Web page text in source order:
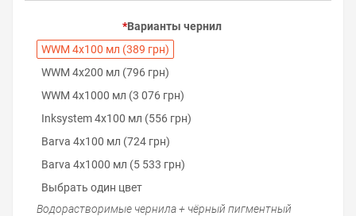
Варианты чернил
WWM 4х100 мл (389 грн)
WWM 4х200 мл (796 грн)
WWM 4х1000 мл (3 076 грн)
Inksystem 4х100 мл (556 грн)
Barva 4х100 мл (724 грн)
Barva 4х1000 мл (5 533 грн)
Выбрать один цвет
Водорастворимые чернила + чёрный пигментный